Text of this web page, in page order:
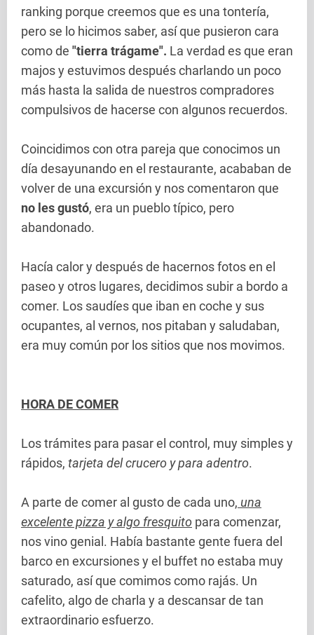
ranking porque creemos que es una tontería,
pero se lo hicimos saber, así que pusieron cara
como de "tierra trágame". La verdad es que eran
majos y estuvimos después charlando un poco
más hasta la salida de nuestros compradores
compulsivos de hacerse con algunos recuerdos.
Coincidimos con otra pareja que conocimos un
día desayunando en el restaurante, acababan de
volver de una excursión y nos comentaron que
no les gustó, era un pueblo típico, pero
abandonado.
Hacía calor y después de hacernos fotos en el
paseo y otros lugares, decidimos subir a bordo a
comer. Los saudíes que iban en coche y sus
ocupantes, al vernos, nos pitaban y saludaban,
era muy común por los sitios que nos movimos.
HORA DE COMER
Los trámites para pasar el control, muy simples y
rápidos, tarjeta del crucero y para adentro.
A parte de comer al gusto de cada uno, una
excelente pizza y algo fresquito para comenzar,
nos vino genial. Había bastante gente fuera del
barco en excursiones y el buffet no estaba muy
saturado, así que comimos como rajás. Un
cafelito, algo de charla y a descansar de tan
extraordinario esfuerzo.